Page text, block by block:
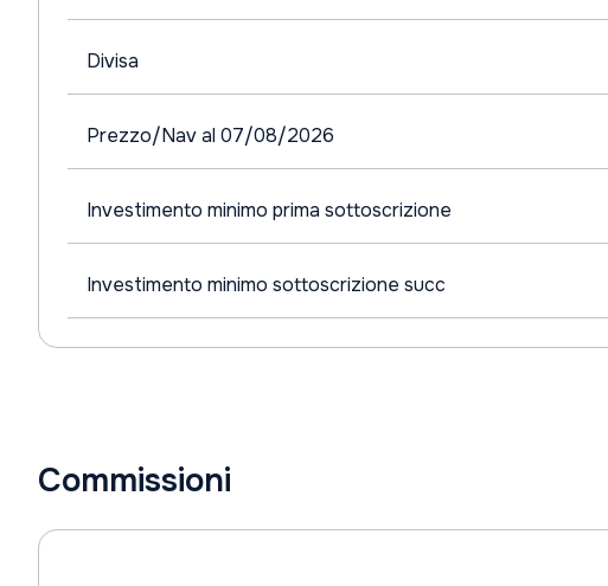
Divisa
Prezzo/Nav al 07/08/2026
Investimento minimo prima sottoscrizione
Investimento minimo sottoscrizione succ
Commissioni